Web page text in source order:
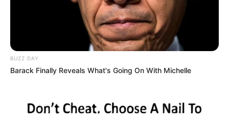
BUZZ DAY
Barack Finally Reveals What's Going On With Michelle